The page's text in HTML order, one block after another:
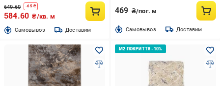
649.60 -65₴
584.60 ₴/кв. м
Cамовывоз Доставим
469 ₴/пог. м
Cамовывоз Доставим